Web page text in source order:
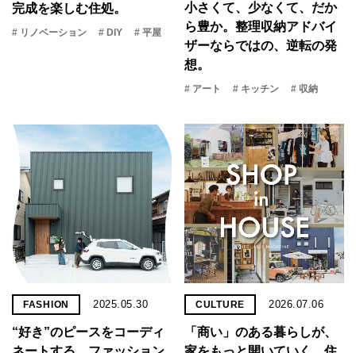
完成を楽しむ住処。
# リノベーション # DIY # 平屋
小さくて、少なくて、だか
ら豊か。整理収納アドバイ
ザーならではの、逆転の発
想。
# アート # キッチン # 収納
FASHION 2025.05.30
“好き”のピースをコーディ
CULTURE 2026.07.06
「商い」の​ある​暮らしが、​